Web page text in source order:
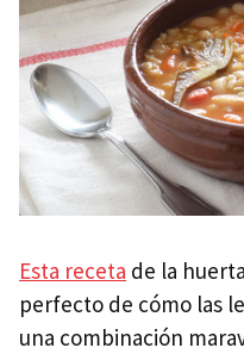
Esta receta de la
perfecto de cómo las
una combinación